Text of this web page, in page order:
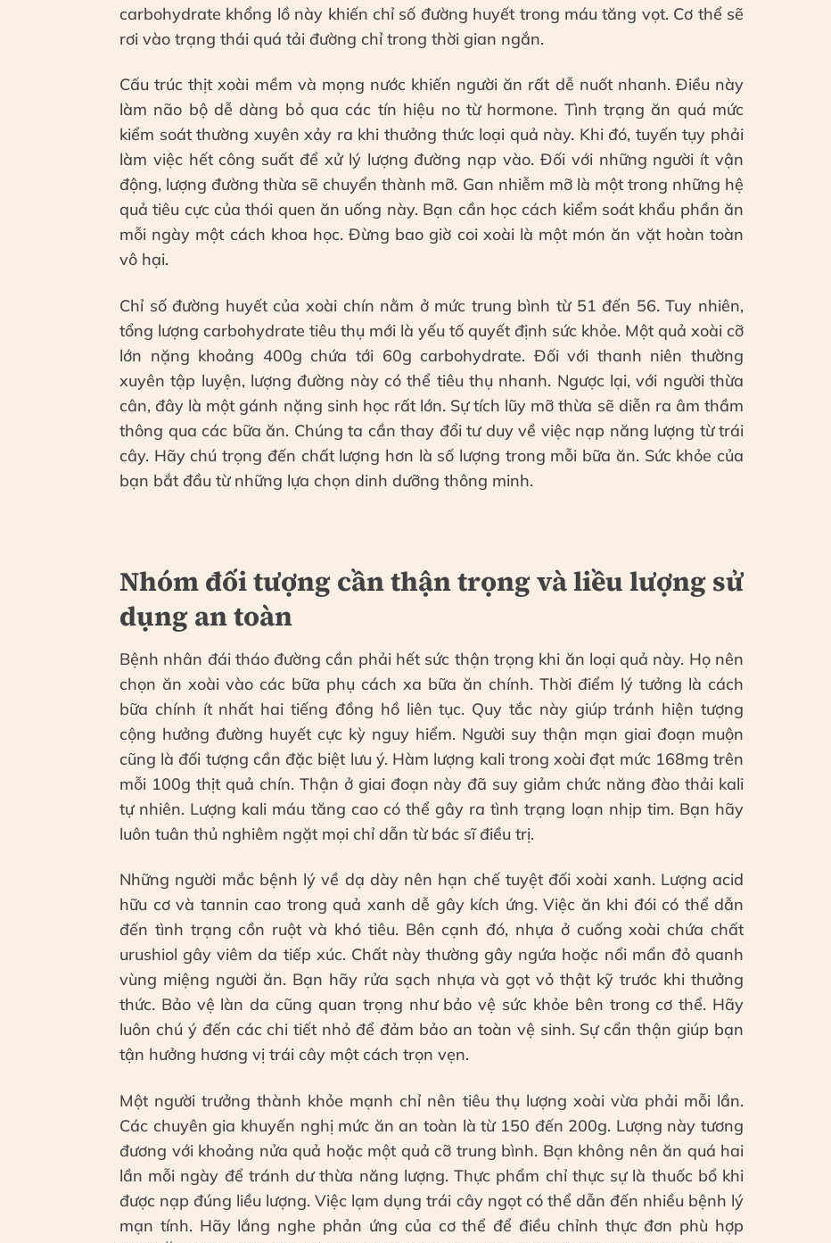
carbohydrate khổng lồ này khiến chỉ số đường huyết trong máu tăng vọt. Cơ thể sẽ
rơi vào trạng thái quá tải đường chỉ trong thời gian ngắn.
Cấu trúc thịt xoài mềm và mọng nước khiến người ăn rất dễ nuốt nhanh. Điều này
làm não bộ dễ dàng bỏ qua các tín hiệu no từ hormone. Tình trạng ăn quá mức
kiểm soát thường xuyên xảy ra khi thưởng thức loại quả này. Khi đó, tuyến tụy phải
làm việc hết công suất để xử lý lượng đường nạp vào. Đối với những người ít vận
động, lượng đường thừa sẽ chuyển thành mỡ. Gan nhiễm mỡ là một trong những hệ
quả tiêu cực của thói quen ăn uống này. Bạn cần học cách kiểm soát khẩu phần ăn
mỗi ngày một cách khoa học. Đừng bao giờ coi xoài là một món ăn vặt hoàn toàn
vô hại.
Chỉ số đường huyết của xoài chín nằm ở mức trung bình từ 51 đến 56. Tuy nhiên,
tổng lượng carbohydrate tiêu thụ mới là yếu tố quyết định sức khỏe. Một quả xoài cỡ
lớn nặng khoảng 400g chứa tới 60g carbohydrate. Đối với thanh niên thường
xuyên tập luyện, lượng đường này có thể tiêu thụ nhanh. Ngược lại, với người thừa
cân, đây là một gánh nặng sinh học rất lớn. Sự tích lũy mỡ thừa sẽ diễn ra âm thầm
thông qua các bữa ăn. Chúng ta cần thay đổi tư duy về việc nạp năng lượng từ trái
cây. Hãy chú trọng đến chất lượng hơn là số lượng trong mỗi bữa ăn. Sức khỏe của
bạn bắt đầu từ những lựa chọn dinh dưỡng thông minh.
Nhóm đối tượng cần thận trọng và liều lượng sử
dụng an toàn
Bệnh nhân đái tháo đường cần phải hết sức thận trọng khi ăn loại quả này. Họ nên
chọn ăn xoài vào các bữa phụ cách xa bữa ăn chính. Thời điểm lý tưởng là cách
bữa chính ít nhất hai tiếng đồng hồ liên tục. Quy tắc này giúp tránh hiện tượng
cộng hưởng đường huyết cực kỳ nguy hiểm. Người suy thận mạn giai đoạn muộn
cũng là đối tượng cần đặc biệt lưu ý. Hàm lượng kali trong xoài đạt mức 168mg trên
mỗi 100g thịt quả chín. Thận ở giai đoạn này đã suy giảm chức năng đào thải kali
tự nhiên. Lượng kali máu tăng cao có thể gây ra tình trạng loạn nhịp tim. Bạn hãy
luôn tuân thủ nghiêm ngặt mọi chỉ dẫn từ bác sĩ điều trị.
Những người mắc bệnh lý về dạ dày nên hạn chế tuyệt đối xoài xanh. Lượng acid
hữu cơ và tannin cao trong quả xanh dễ gây kích ứng. Việc ăn khi đói có thể dẫn
đến tình trạng cồn ruột và khó tiêu. Bên cạnh đó, nhựa ở cuống xoài chứa chất
urushiol gây viêm da tiếp xúc. Chất này thường gây ngứa hoặc nổi mẩn đỏ quanh
vùng miệng người ăn. Bạn hãy rửa sạch nhựa và gọt vỏ thật kỹ trước khi thưởng
thức. Bảo vệ làn da cũng quan trọng như bảo vệ sức khỏe bên trong cơ thể. Hãy
luôn chú ý đến các chi tiết nhỏ để đảm bảo an toàn vệ sinh. Sự cẩn thận giúp bạn
tận hưởng hương vị trái cây một cách trọn vẹn.
Một người trưởng thành khỏe mạnh chỉ nên tiêu thụ lượng xoài vừa phải mỗi lần.
Các chuyên gia khuyến nghị mức ăn an toàn là từ 150 đến 200g. Lượng này tương
đương với khoảng nửa quả hoặc một quả cỡ trung bình. Bạn không nên ăn quá hai
lần mỗi ngày để tránh dư thừa năng lượng. Thực phẩm chỉ thực sự là thuốc bổ khi
được nạp đúng liều lượng. Việc lạm dụng trái cây ngọt có thể dẫn đến nhiều bệnh lý
mạn tính. Hãy lắng nghe phản ứng của cơ thể để điều chỉnh thực đơn phù hợp